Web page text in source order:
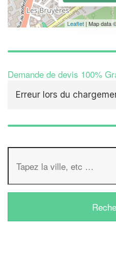
Leaflet | Map data
Demande de devis 100%
Erreur lors du